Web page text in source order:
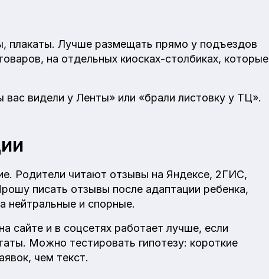
плакаты. Лучше размещать прямо у подъездов
на отдельных киосках-столбиках, которые
видели у Ленты» или «брали листовку у ТЦ».
Родители читают отзывы на Яндексе, 2ГИС,
писать отзывы после адаптации ребенка,
и спорные.
сайте и в соцсетях работает лучше, если
Можно тестировать гипотезу: короткие
чем текст.